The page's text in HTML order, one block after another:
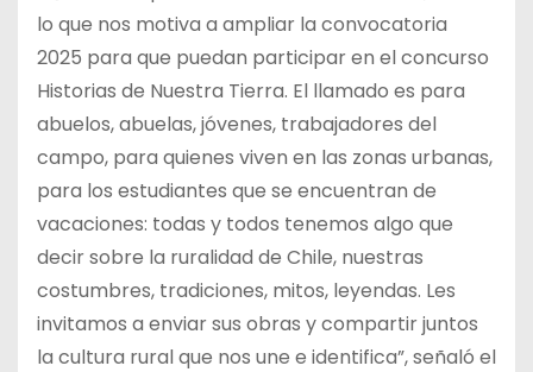
lo que nos motiva a ampliar la convocatoria
2025 para que puedan participar en el concurso
Historias de Nuestra Tierra. El llamado es para
abuelos, abuelas, jóvenes, trabajadores del
campo, para quienes viven en las zonas urbanas,
para los estudiantes que se encuentran de
vacaciones: todas y todos tenemos algo que
decir sobre la ruralidad de Chile, nuestras
costumbres, tradiciones, mitos, leyendas. Les
invitamos a enviar sus obras y compartir juntos
la cultura rural que nos une e identifica”, señaló el